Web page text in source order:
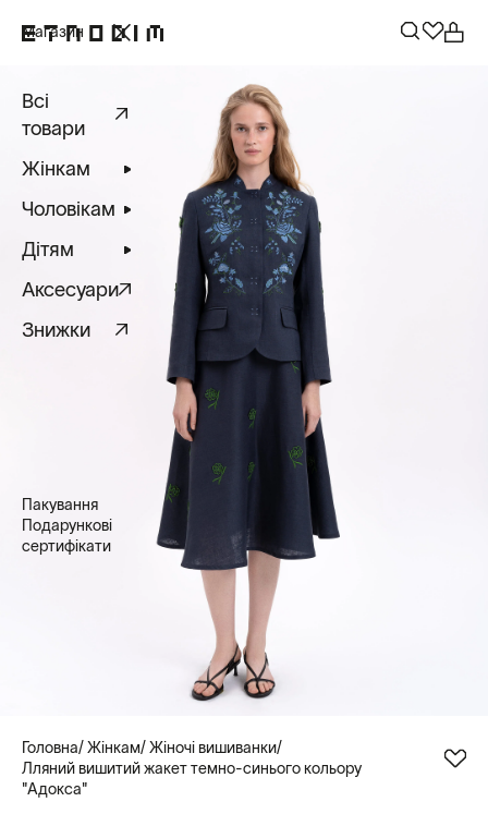
Головна Жінкам Жіночі вишиванки
Лляний вишитий жакет темно-синього кольору
"Адокса"
Магазин
Всі
товари
Жінкам
Чоловікам
Дітям
Аксесуари
Знижки
Пакування
Подарункові
сертифікати